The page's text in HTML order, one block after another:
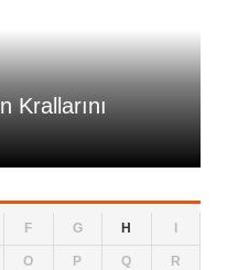
Krallarını
F G H
O P Q R